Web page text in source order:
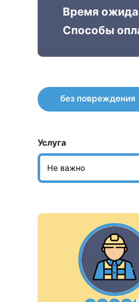
Время
Способы
без повреждения
Услуга